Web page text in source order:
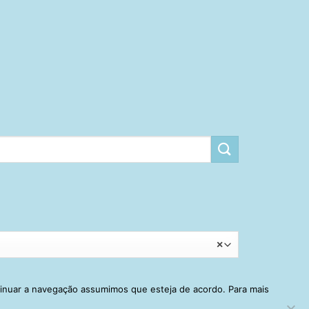
×
a navegação assumimos que esteja de acordo. Para mais